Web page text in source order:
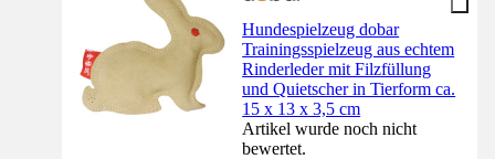
Hundespielzeug dobar
Trainingsspielzeug aus echtem
Rinderleder mit Filzfüllung
und Quietscher in Tierform ca.
15 x 13 x 3,5 cm
Artikel wurde noch nicht
bewertet.